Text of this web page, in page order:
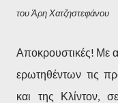
του Άρη Χατζηστεφάνου
Αποκρουστικές! Με
ερωτηθέντων τις
και της Κλίντον,